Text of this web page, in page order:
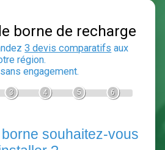
de borne de
3 devis comparatifs
et sans engagement.